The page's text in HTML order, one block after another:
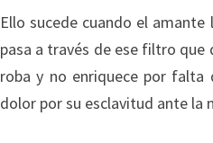
Ello sucede cuando el
pasa a través de ese filtro
roba y no enriquece por falta
dolor por su esclavitud ante la